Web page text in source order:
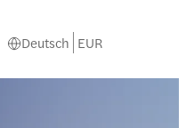
Deutsch EUR